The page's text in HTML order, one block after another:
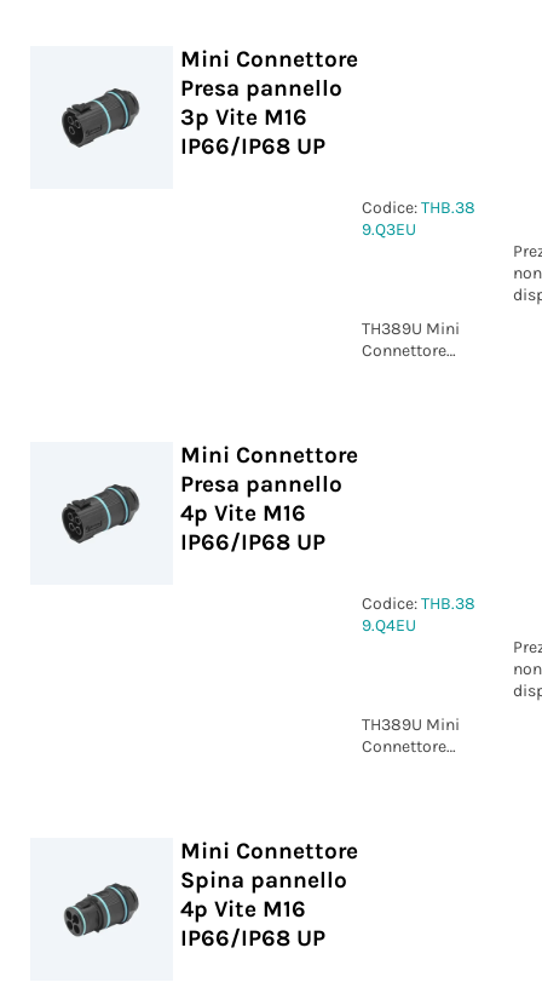
Mini Connettore
Presa pannello
3p Vite M16
IP66/IP68 UP
Codice:THB.38
9.Q3EU
non
TH389U Mini
Connettore
Mini Connettore
Presa pannello
4p Vite M16
IP66/IP68 UP
Codice:THB.38
9.Q4EU
non
TH389U Mini
Connettore
Mini Connettore
Spina pannello
4p Vite M16
IP66/IP68 UP